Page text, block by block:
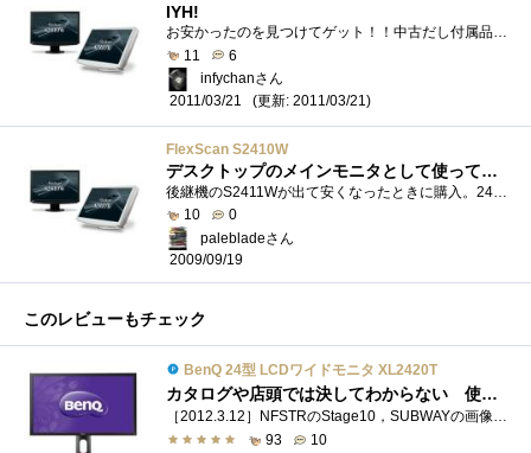
IYH!
お安かったのを見つけてゲット！！中古だし付属品もケーブルだけでしたが、そんなの気にしないない♪美品な上に通電時間が3kh程度でなかなか�...
11
6
infychanさん
2011/03/21
(更新: 2011/03/21)
FlexScan S2410W
デスクトップのメインモニタとして使っています
10
0
palebladeさん
2009/09/19
このレビューもチェック
BenQ 24型 LCDワイドモニタ XL2420T
カタログや店頭では決してわからない 使った人だけにわかる，プロフェッショナルゲーミングディスプレイの実力
［2012.3.12］NFSTRのStage10，SUBWAYの画像をリアルssに入れ替えました．［2012.3.4 修正］入力切替の件，修正ました． FPSゲーマー向けに多彩な機能を�...
93
10